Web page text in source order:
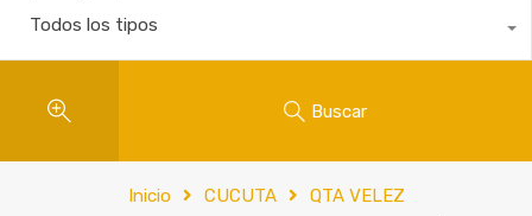
Todos los tipos
Buscar
Inicio CUCUTA QTA VELEZ